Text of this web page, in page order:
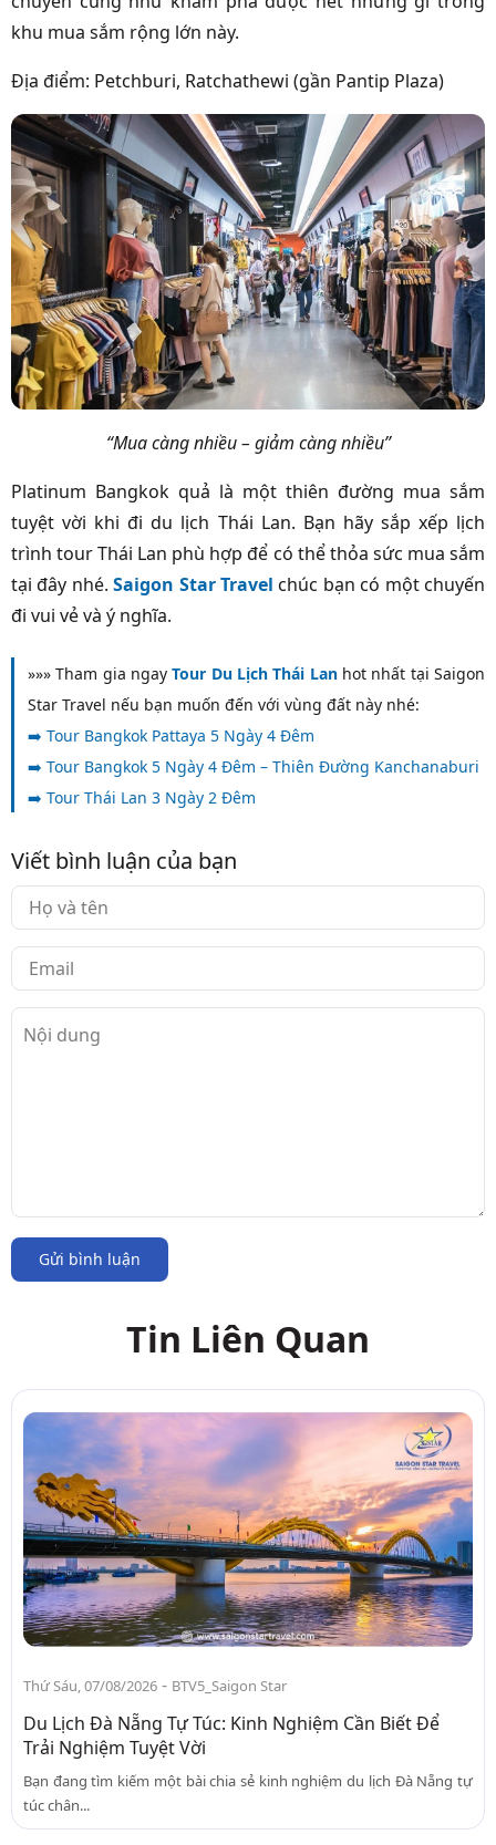
khu mua sắm rộng lớn này.
Địa điểm: Petchburi, Ratchathewi (gần Pantip Plaza)
“Mua càng nhiều – giảm càng nhiều”
Platinum Bangkok quả là một thiên đường mua sắm
tuyệt vời khi đi du lịch Thái Lan. Bạn hãy sắp xếp lịch
trình tour Thái Lan phù hợp để có thể thỏa sức mua sắm
tại đây nhé.Saigon Star Travel chúc bạn có một chuyến
đi vui vẻ và ý nghĩa.
»»» Tham gia ngayTour Du Lịch Thái Lanhot nhất tại Saigon
Star Travel nếu bạn muốn đến với vùng đất này nhé:
➡️ Tour Bangkok Pattaya 5 Ngày 4 Đêm
➡️ Tour Bangkok 5 Ngày 4 Đêm – Thiên Đường Kanchanaburi
➡️ Tour Thái Lan 3 Ngày 2 Đêm
Viết bình luận của bạn
Gửi bình luận
Tin Liên Quan
Thứ Sáu, 07/08/2026 - BTV5_Saigon Star
Du Lịch Đà Nẵng Tự Túc: Kinh Nghiệm Cần Biết Để
Trải Nghiệm Tuyệt Vời
Bạn đang tìm kiếm một bài chia sẻ kinh nghiệm du lịch Đà Nẵng tự
túc chân...